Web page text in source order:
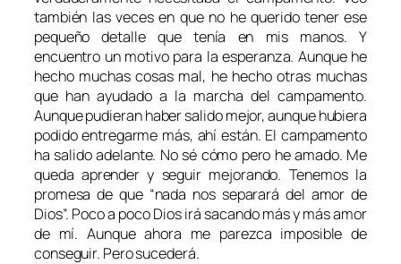
también las veces en que no he querido tener ese
pequeño detalle que tenía en mis manos.Y
encuentro un motivo para la esperanza. Aunque he
hecho muchas cosas mal, he hecho otras muchas
que han ayudado a la marcha del campamento.
Aunque pudieran haber salido mejor, aunque hubiera
podido entregarme más, ahí están. El campamento
ha salido adelante. No sé cómo pero he amado. Me
queda aprender y seguir mejorando. Tenemos la
promesa de que “nada nos separará del amor de
Dios”. Poco a poco Dios irá sacando más y más amor
de mí. Aunque ahora me parezca imposible de
conseguir. Pero sucederá.